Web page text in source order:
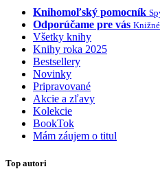
Knihomoľský pomocník
Odporúčame pre vás
Všetky knihy
Knihy roka 2025
Bestsellery
Novinky
Pripravované
Akcie a zľavy
Kolekcie
BookTok
Mám záujem o titul
Top autori